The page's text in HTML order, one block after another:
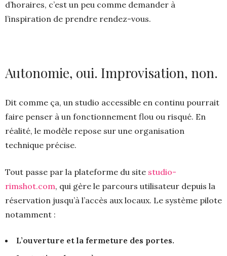
d’horaires, c’est un peu comme demander à
l’inspiration de prendre rendez-vous.
Autonomie, oui. Improvisation, non.
Dit comme ça, un studio accessible en continu pourrait
faire penser à un fonctionnement flou ou risqué. En
réalité, le modèle repose sur une organisation
technique précise.
Tout passe par la plateforme du site studio-
rimshot.com, qui gère le parcours utilisateur depuis la
réservation jusqu’à l’accès aux locaux. Le système pilote
notamment :
L’ouverture et la fermeture des portes.